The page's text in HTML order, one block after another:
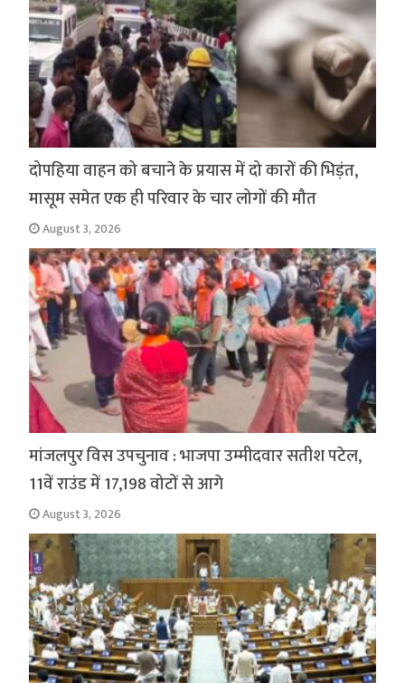
दोपहिया वाहन को बचाने के प्रयास में दो कारों की भिड़ंत,
मासूम समेत एक ही परिवार के चार लोगों की मौत
August 3, 2026
मांजलपुर विस उपचुनाव : भाजपा उम्मीदवार सतीश पटेल,
11वें राउंड में 17,198 वोटों से आगे
August 3, 2026